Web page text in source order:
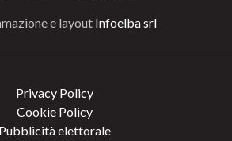
e layout Infoelba srl
Privacy Policy
Cookie Policy
Pubblicità elettorale